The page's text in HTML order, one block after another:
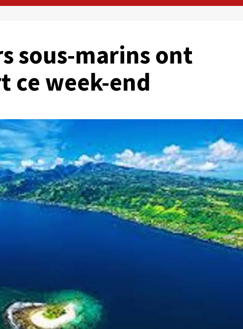
sous-marins ont
ce week-end